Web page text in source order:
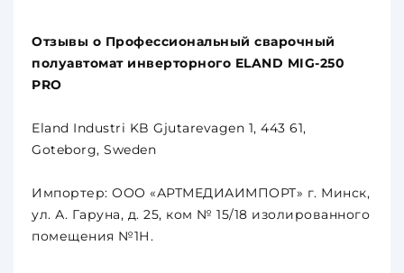
Отзывы о Профессиональный cварочный
полуавтомат инверторного ELAND MIG-250
PRO
Eland Industri KB Gjutarevagen 1, 443 61,
Goteborg, Sweden
Импортер: ООО «АРТМЕДИАИМПОРТ» г. Минск,
ул. А. Гаруна, д. 25, ком № 15/18 изолированного
помещения №1Н.